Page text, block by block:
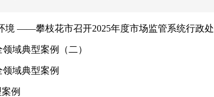
境 ——攀枝花市召开2025年度市场监管系统行政处
域典型案例（二）
域典型案例
例